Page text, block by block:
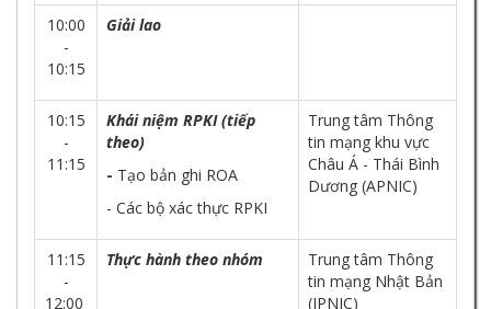
10:00
-
10:15
Giải lao
10:15
-
11:15
Khái niệm RPKI (tiếp
theo)
- Tạo bản ghi ROA
- Các bộ xác thực RPKI
Trung tâm Thông
tin mạng khu vực
Châu Á - Thái Bình
Dương (APNIC)
11:15
-
12:00
Thực hành theo nhóm
Trung tâm Thông
tin mạng Nhật Bản
(JPNIC)